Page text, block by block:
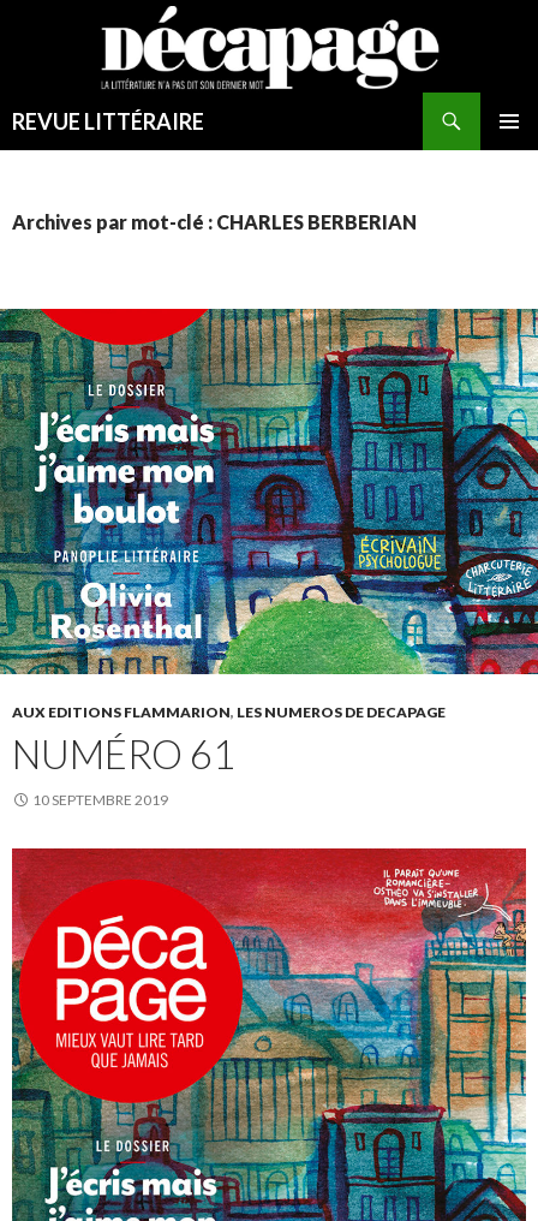
REVUE LITTÉRAIRE
Archives par mot-clé : CHARLES BERBERIAN
AUX EDITIONS FLAMMARION, LES NUMEROS DE DECAPAGE
NUMÉRO 61
10 SEPTEMBRE 2019